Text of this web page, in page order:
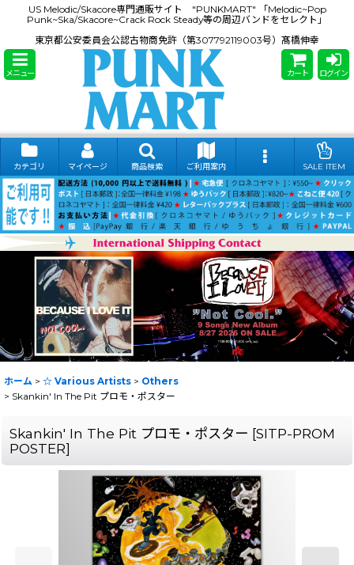
US Melodic/Skacore専門通販サイト "PUNKMART" 「Melodic~Pop
Punk~Ska/Skacore~Crack Rock Steady等の周辺バンドをセレクト」
東京都公安委員会公認古物商免許（第307792119003号）髙橋伸幸
メニュー カート ログイン
カテゴリ マイページ 商品検索 ご利用案内 SALE ITEM
ホーム > ☆ Various Artists > Others
> Skankin' In The Pit プロモ・ポスター
Skankin' In The Pit プロモ・ポスター [SITP-PROM
POSTER]